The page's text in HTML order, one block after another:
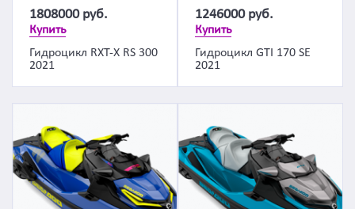
1808000 руб.
Купить
Гидроцикл RXT-X RS 300
2021
1246000 руб.
Купить
Гидроцикл GTI 170 SE
2021